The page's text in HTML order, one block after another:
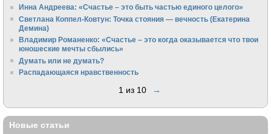
Инна Андреева: «Счастье – это быть частью единого целого»
Светлана Коппел-Ковтун: Точка стояния — вечность (Екатерина
Демина)
Владимир Романенко: «Счастье – это когда оказывается что твои
юношеские мечты сбылись»
Думать или не думать?
Распадающаяся нравственность
1 из 10 →
Новые статьи